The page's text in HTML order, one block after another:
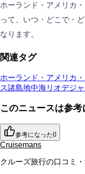
ホーランド・アメリカ
って、いつ・どこで・
なります。
関連タグ
ホーランド・アメリカ
ス諸島地中海リオデジ
このニュースは参
参考になった0
Cruisemans
クルーズ旅行の口コミ